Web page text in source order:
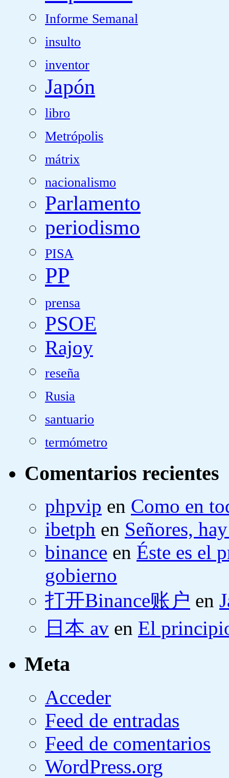
Informe Semanal
insulto
inventor
Japón
libro
Metrópolis
mátrix
nacionalismo
Parlamento
periodismo
PISA
PP
prensa
PSOE
Rajoy
reseña
Rusia
santuario
termómetro
Comentarios recientes
phpvip en Como en
ibetph en Señores,
binance en Éste es el
gobierno
打开Binance账户 en
日本 av en El
Meta
Acceder
Feed de entradas
Feed de comentarios
WordPress.org